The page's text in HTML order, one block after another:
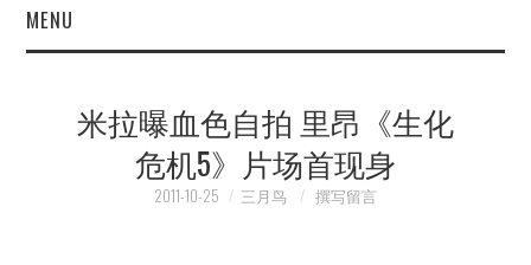
MENU
映像快讯
米拉曝血色自拍 里昂《生化
危机5》片场首现身
2011-10-25 三月鸟 撰写留言